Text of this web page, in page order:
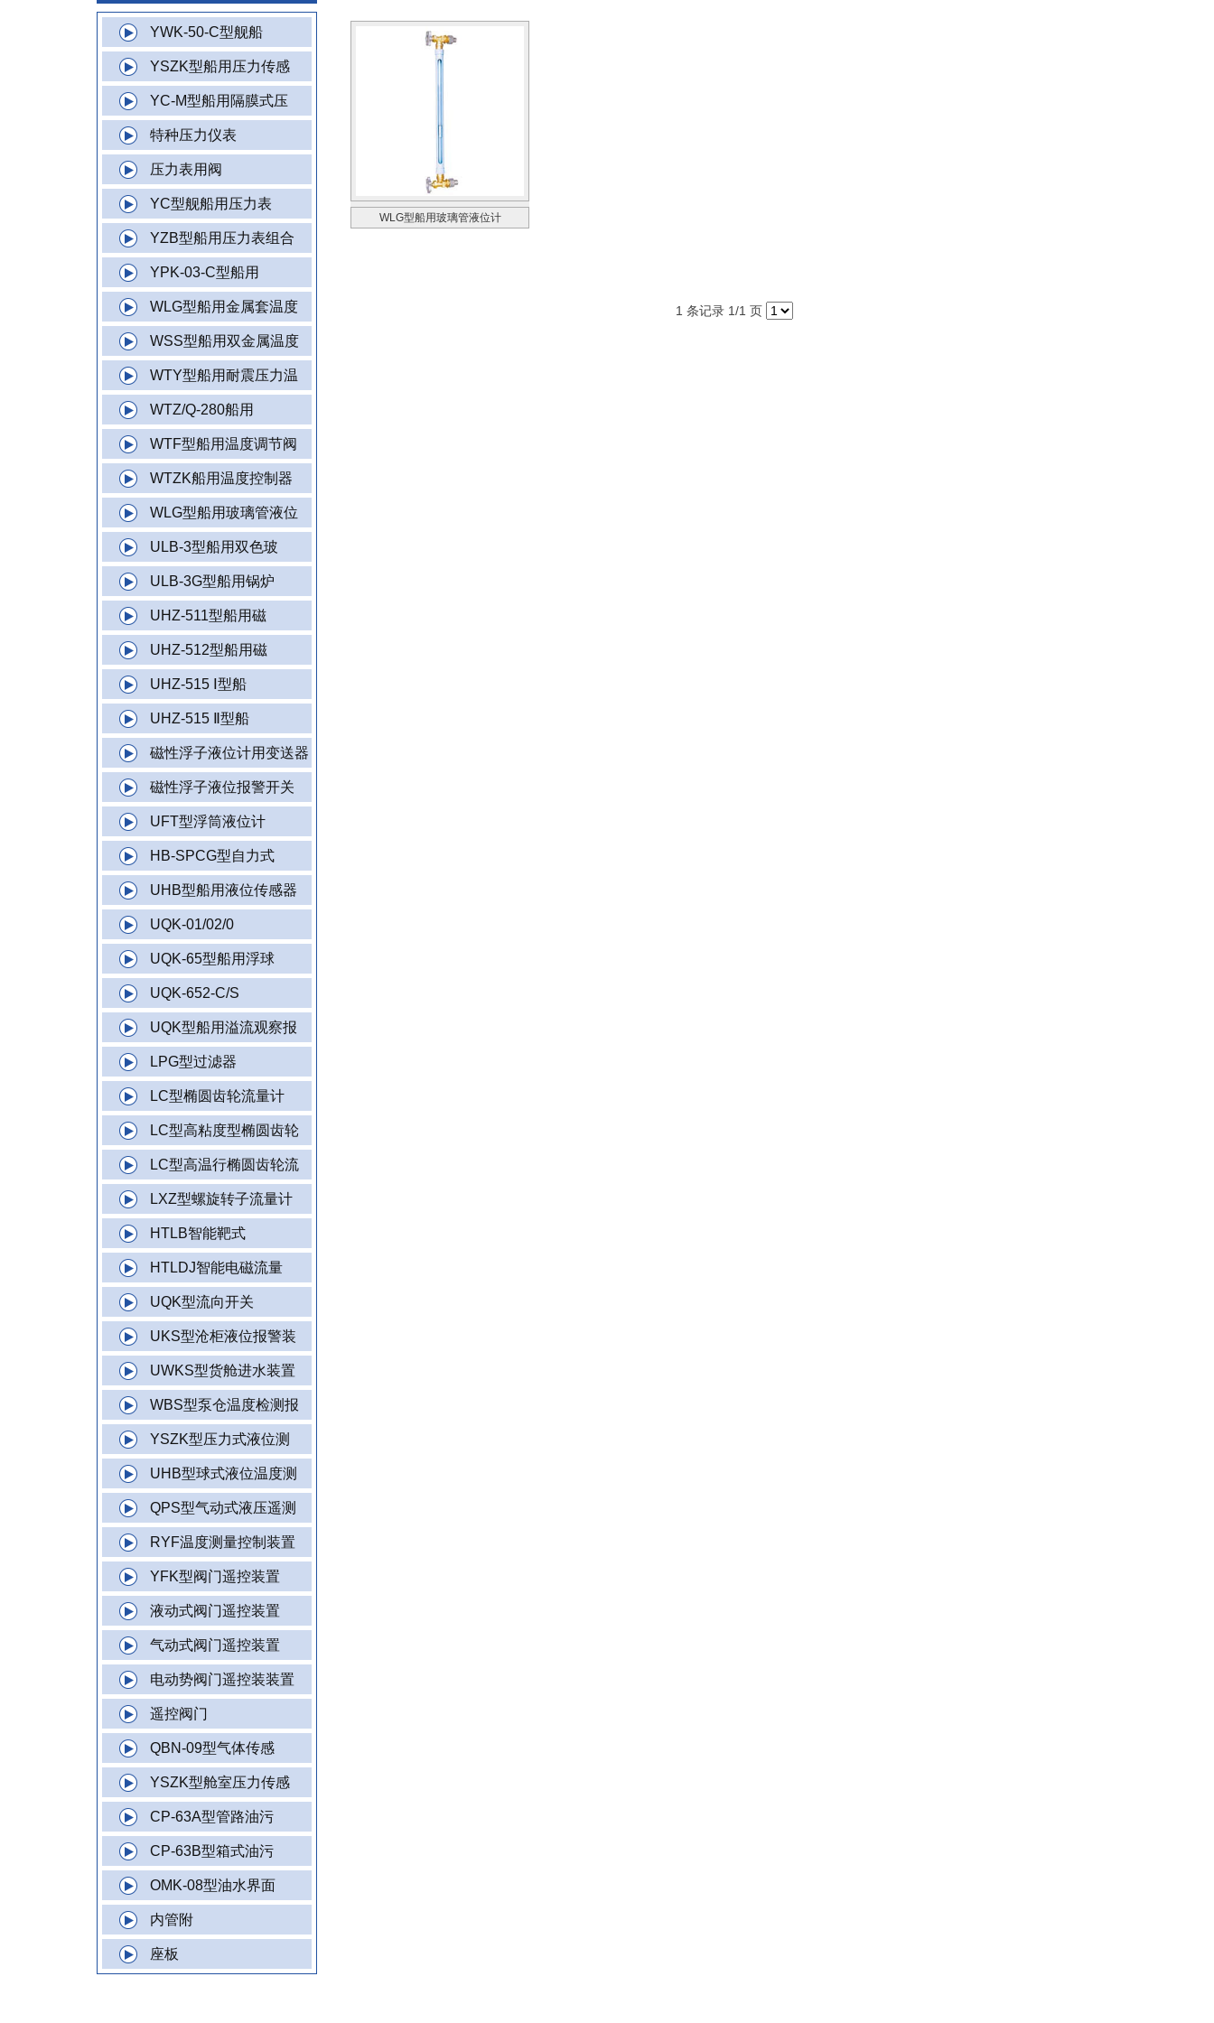
YWK-50-C型舰船
YSZK型船用压力传感
YC-M型船用隔膜式压
特种压力仪表
压力表用阀
YC型舰船用压力表
YZB型船用压力表组合
YPK-03-C型船用
WLG型船用金属套温度
WSS型船用双金属温度
WTY型船用耐震压力温
WTZ/Q-280船用
WTF型船用温度调节阀
WTZK船用温度控制器
WLG型船用玻璃管液位
ULB-3型船用双色玻
ULB-3G型船用锅炉
UHZ-511型船用磁
UHZ-512型船用磁
UHZ-515 Ⅰ型船
UHZ-515 Ⅱ型船
磁性浮子液位计用变送器
磁性浮子液位报警开关
UFT型浮筒液位计
HB-SPCG型自力式
UHB型船用液位传感器
UQK-01/02/0
UQK-65型船用浮球
UQK-652-C/S
UQK型船用溢流观察报
LPG型过滤器
LC型椭圆齿轮流量计
LC型高粘度型椭圆齿轮
LC型高温行椭圆齿轮流
LXZ型螺旋转子流量计
HTLB智能靶式
HTLDJ智能电磁流量
UQK型流向开关
UKS型沧柜液位报警装
UWKS型货舱进水装置
WBS型泵仓温度检测报
YSZK型压力式液位测
UHB型球式液位温度测
QPS型气动式液压遥测
RYF温度测量控制装置
YFK型阀门遥控装置
液动式阀门遥控装置
气动式阀门遥控装置
电动势阀门遥控装装置
遥控阀门
QBN-09型气体传感
YSZK型舱室压力传感
CP-63A型管路油污
CP-63B型箱式油污
OMK-08型油水界面
内管附
座板
WLG型船用玻璃管液位计
1 条记录 1/1 页